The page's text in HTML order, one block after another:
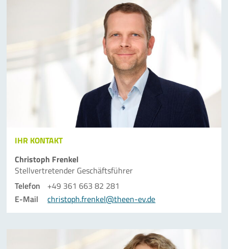
IHR KONTAKT
Christoph Frenkel
Stellvertretender Geschäftsführer
Telefon
+49 361 663 82 281
E-Mail
christoph.frenkel@theen-ev.de